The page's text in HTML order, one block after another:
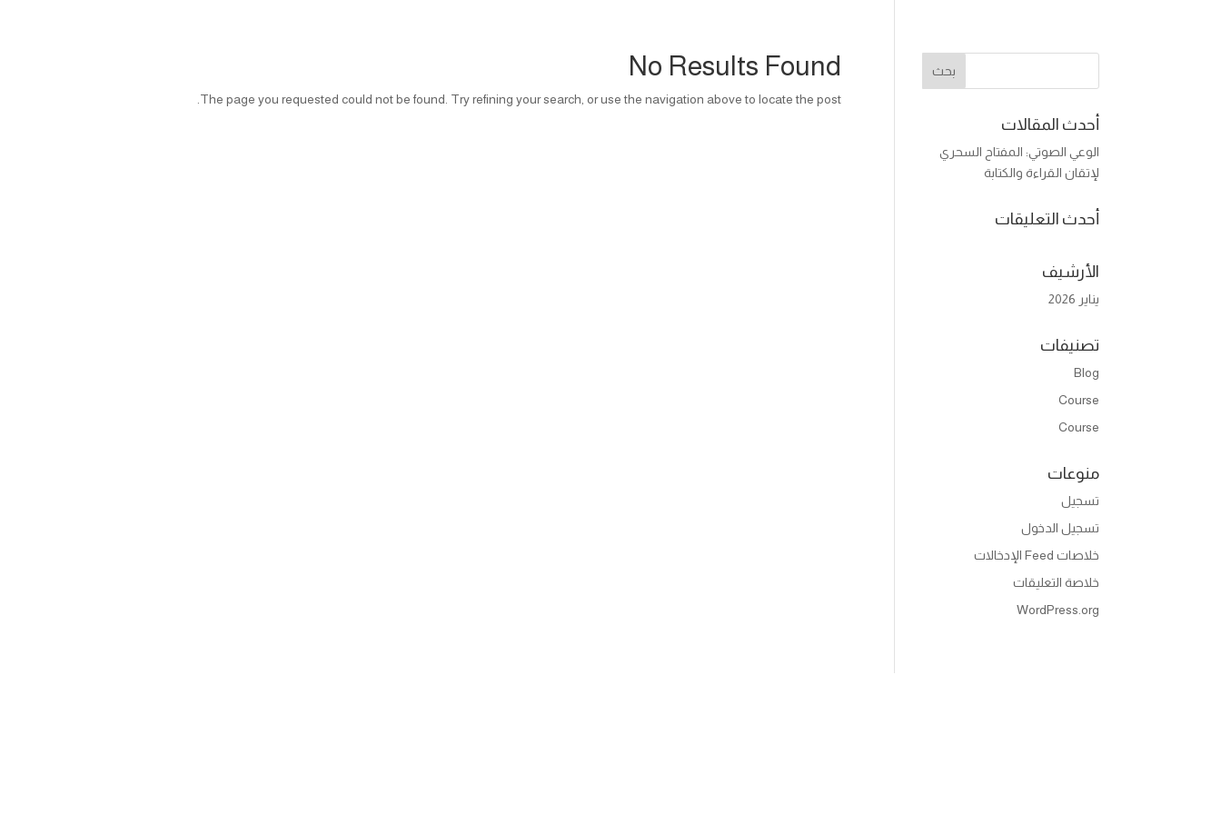
No Results Found
The page you requested could not be found. Try refining your search, or use the navigation above to locate the post.
أحدث المقالات
الوعي الصوتي: المفتاح السحري
لإتقان القراءة والكتابة
أحدث التعليقات
الأرشيف
يناير 2026
تصنيفات
Blog
Course
Course
منوعات
تسجيل
تسجيل الدخول
خلاصات Feed الإدخالات
خلاصة التعليقات
WordPress.org